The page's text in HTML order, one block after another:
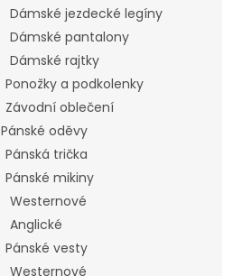
Dámské jezdecké legíny
Dámské pantalony
Dámské rajtky
Ponožky a podkolenky
Závodní oblečení
Pánské oděvy
Pánská trička
Pánské mikiny
Westernové
Anglické
Pánské vesty
Westernové